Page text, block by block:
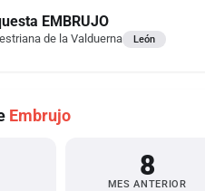
EMBRUJO
de la Valduerna León
Embrujo
8
MES ANTERIOR